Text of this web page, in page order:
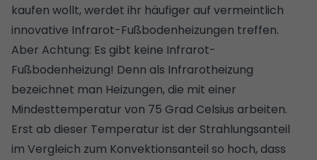
kaufen wollt, werdet ihr häufiger auf vermeintlich
innovative Infrarot-Fußbodenheizungen treffen.
Aber Achtung: Es gibt keine Infrarot-
Fußbodenheizung! Denn als Infrarotheizung
bezeichnet man Heizungen, die mit einer
Mindesttemperatur von 75 Grad Celsius arbeiten.
Erst ab dieser Temperatur ist der Strahlungsanteil
im Vergleich zum Konvektionsanteil so hoch, dass